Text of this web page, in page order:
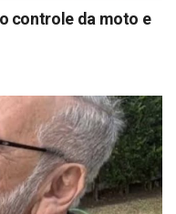
controle da moto e